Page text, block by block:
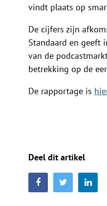
vindt plaats op
De cijfers zijn
Standaard en geeft
van de
betrekking op de
De rapportage is
Deel dit artikel